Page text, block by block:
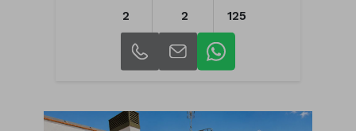
2 2 125